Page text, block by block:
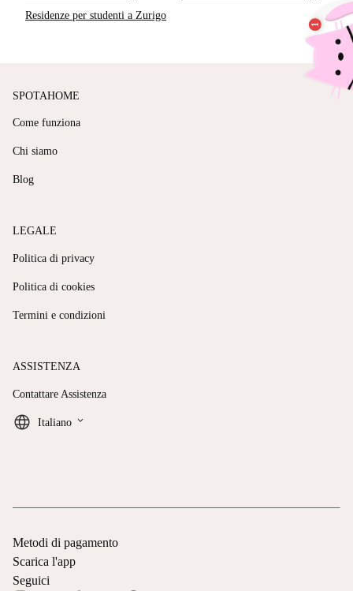
Residenze per studenti a Zurigo
SPOTAHOME
Come funziona
Chi siamo
Blog
LEGALE
Politica di privacy
Politica di cookies
Termini e condizioni
ASSISTENZA
Contattare Assistenza
Italiano keyboard_arrow_down
Metodi di pagamento
Scarica l'app
Seguici